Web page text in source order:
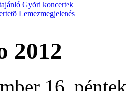
Gyõri koncertek
Lemezmegjelenés
2012
16.